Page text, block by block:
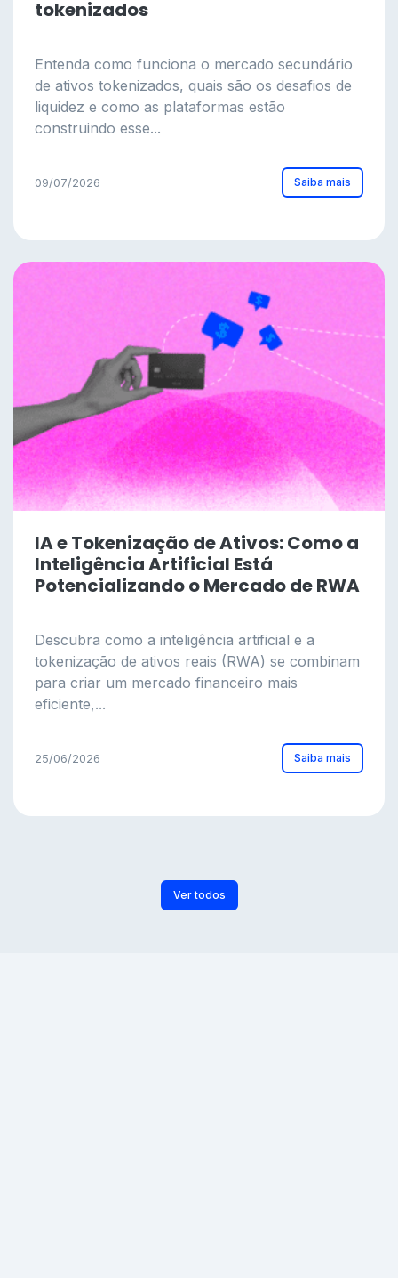
tokenizados
Entenda como funciona o mercado secundário
de ativos tokenizados, quais são os desafios de
liquidez e como as plataformas estão
construindo esse...
09/07/2026 Saiba mais
IA e Tokenização de Ativos: Como a
Inteligência Artificial Está
Potencializando o Mercado de RWA
Descubra como a inteligência artificial e a
tokenização de ativos reais (RWA) se combinam
para criar um mercado financeiro mais
eficiente,...
25/06/2026 Saiba mais
Ver todos